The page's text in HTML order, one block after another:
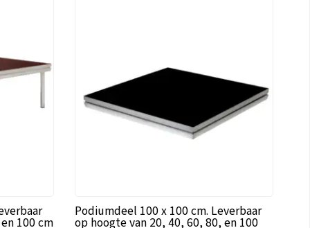
100 cm
Podiumdeel 100 x 100 cm. Leverbaar
op hoogte van 20, 40, 60, 80, en 100